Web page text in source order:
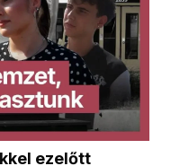
ezelőtt